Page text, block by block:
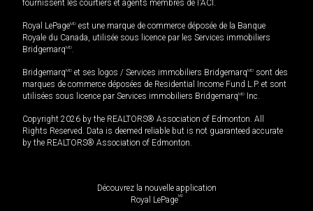
fournissent les courtiers et agents membres de l'ACI.
Royal LePageMD est une marque de commerce déposée de la Banque
Royale du Canada, utilisée sous licence par les Services immobiliers
BridgemarqMD.
BridgemarqMD et ses logos / Services immobiliers BridgemarqMD sont des
marques de commerce déposées de Residential Income Fund L.P. et sont
utilisées sous licence par Services immobiliers BridgemarqMD Inc.
Copyright 2026 by the REALTORS® Association of Edmonton. All
Rights Reserved. Data is deemed reliable but is not guaranteed accurate
by the REALTORS® Association of Edmonton.
Découvrez la nouvelle application
Royal LePageMD